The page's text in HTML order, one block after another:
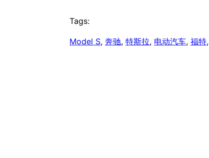
Tags:
Model S, 奔驰, 特斯拉, 电动汽车, 福特,